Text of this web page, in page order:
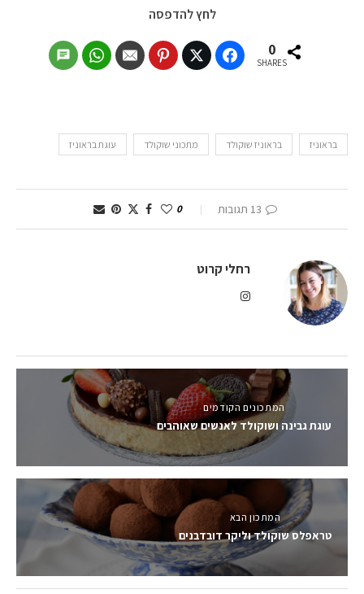
לחץ להדפסה
0
SHARES
בראוניז בראוניז שוקולד מתכוני שוקולד עוגת בראוניז
13 תגובות 0
רחלי קרוט
המתכונים הקודמים
עוגת גבינה ושוקולד לאנשים שאוהבים
המתכון הבא
טראפלס שוקולד וליקר דובדבנים